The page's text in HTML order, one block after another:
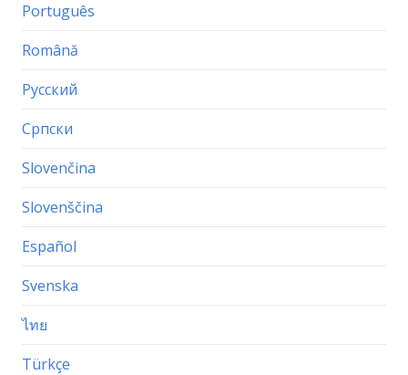
Português
Română
Русский
Српски
Slovenčina
Slovenščina
Español
Svenska
ไทย
Türkçe